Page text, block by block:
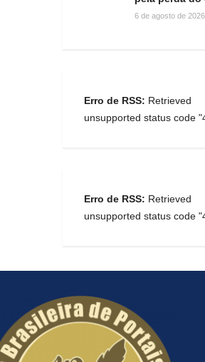
6 de agosto de 2026
Erro de RSS: Retrieved
unsupported status code
Erro de RSS: Retrieved
unsupported status code